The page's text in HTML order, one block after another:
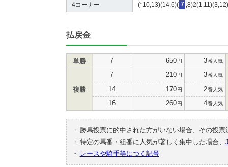
4コーナー (*10,13)(14,6)( 7
払戻金
単勝 7 650円 3番人気
複勝
7 210円 3番人気
14 170円 2番人気
16 260円 4番人気
・
勝馬投票に的中された方がいない場合、その投
・ 特定の馬番・組番に人気が著しく集中した場合、
・
レースや騎手等につく記号